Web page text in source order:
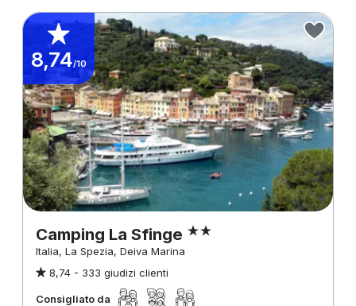
8,74/10
Camping La Sfinge
Italia, La Spezia, Deiva Marina
8,74 - 333 giudizi clienti
Consigliato da